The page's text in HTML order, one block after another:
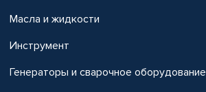
Масла и жидкости
Инструмент
Генераторы и сварочное оборудование